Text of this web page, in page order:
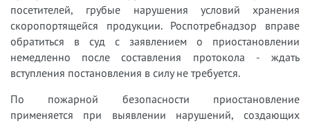
посетителей, грубые нарушения условий хранения
скоропортящейся продукции. Роспотребнадзор вправе
обратиться в суд с заявлением о приостановлении
немедленно после составления протокола - ждать
вступления постановления в силу не требуется.
По пожарной безопасности приостановление
применяется при выявлении нарушений, создающих